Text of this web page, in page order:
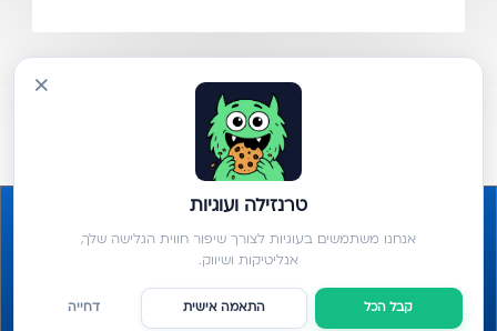
×
טרנזילה ועוגיות
אנחנו משתמשים בעוגיות לצורך שיפור חווית הגלישה שלך,
אנליטיקות ושיווק.
דחייה התאמה אישית קבל הכל